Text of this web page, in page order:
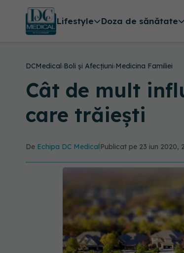
Lifestyle Doza de sănătate
DCMedical›Boli și Afecțiuni›Medicina Familiei
Cât de mult
care trăiești
De Echipa DC Medical Publicat pe 23 iun 2020,